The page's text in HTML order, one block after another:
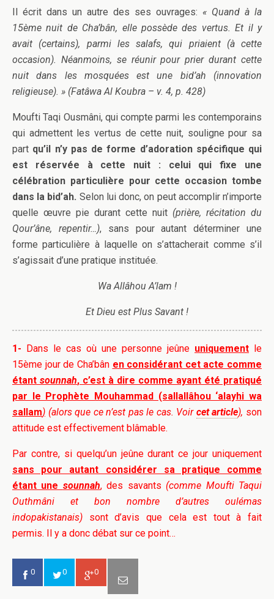
Il écrit dans un autre des ses ouvrages: « Quand à la
15ème nuit de Cha’bân, elle possède des vertus. Et il y
avait (certains), parmi les salafs, qui priaient (à cette
occasion). Néanmoins, se réunir pour prier durant cette
nuit dans les mosquées est une bid’ah (innovation
religieuse). » (Fatâwa Al Koubra – v. 4, p. 428)
Moufti Taqi Ousmâni, qui compte parmi les contemporains
qui admettent les vertus de cette nuit, souligne pour sa
part qu’il n’y pas de forme d’adoration spécifique qui
est réservée à cette nuit : celui qui fixe une
célébration particulière pour cette occasion tombe
dans la bid’ah. Selon lui donc, on peut accomplir n’importe
quelle œuvre pie durant cette nuit (prière, récitation du
Qour’âne, repentir…), sans pour autant déterminer une
forme particulière à laquelle on s’attacherait comme s’il
s’agissait d’une pratique instituée.
Wa Allâhou A’lam !
Et Dieu est Plus Savant !
1- Dans le cas où une personne jeûne uniquement le
15ème jour de Cha’bân en considérant cet acte comme
étant sounnah, c’est à dire comme ayant été pratiqué
par le Prophète Mouhammad (sallallâhou ‘alayhi wa
sallam) (alors que ce n’est pas le cas. Voir cet article), son
attitude est effectivement blâmable.
Par contre, si quelqu’un jeûne durant ce jour uniquement
sans pour autant considérer sa pratique comme
étant une sounnah, des savants (comme Moufti Taqui
Outhmâni et bon nombre d’autres oulémas
indopakistanais) sont d’avis que cela est tout à fait
permis. Il y a donc débat sur ce point…
0 0 0